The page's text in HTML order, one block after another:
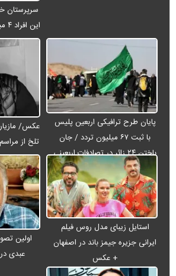
سرپرستان
این افراد ۴ میلیون تومان شارژ شد
پایان طرح ترافیکی اربعین پلیس
با ثبت ۶۷ میلیون تردد / جان
باختن ۲۴ زائر در تصادفات اربعینی
عکس/
تلخ از
استایل زیبای مدل روس فیلم
ایرانی جزیره جیمز باند در اصفهان
+ عکس
اولین
عبدی